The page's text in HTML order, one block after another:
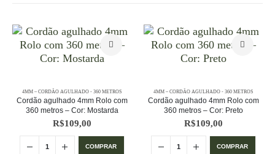
4MM – CORDÃO AGULHADO - 360 METROS
Cordão agulhado 4mm Rolo com
360 metros – Cor: Mostarda
R$109,00
COMPRAR
4MM – CORDÃO AGULHADO - 360 METROS
Cordão agulhado 4mm Rolo com
360 metros – Cor: Preto
R$109,00
COMPRAR